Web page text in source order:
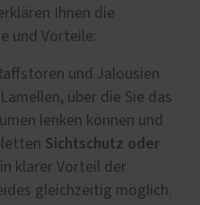
Ihnen die
und Vorteile:
und Jalousien
über die Sie das
lenken können und
Sichtschutz oder
klarer Vorteil der
gleichzeitig möglich.